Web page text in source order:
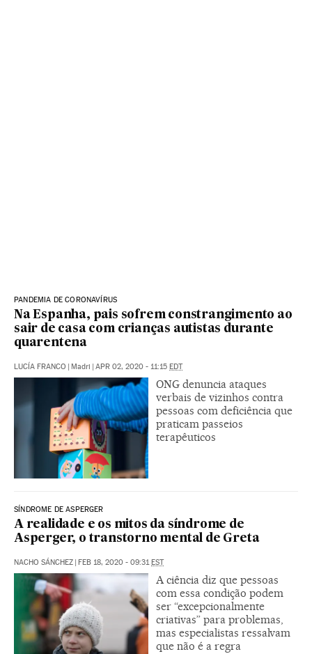
PANDEMIA DE CORONAVÍRUS
Na Espanha, pais sofrem constrangimento ao
sair de casa com crianças autistas durante
quarentena
LUCÍA FRANCO Madri APR 02, 2020 - 11:15 EDT
ONG denuncia ataques
verbais de vizinhos contra
pessoas com deficiência que
praticam passeios
terapêuticos
SÍNDROME DE ASPERGER
A realidade e os mitos da síndrome de
Asperger, o transtorno mental de Greta
NACHO SÁNCHEZ FEB 18, 2020 - 09:31 EST
A ciência diz que pessoas
com essa condição podem
ser “excepcionalmente
criativas” para problemas,
mas especialistas ressalvam
que não é a regra